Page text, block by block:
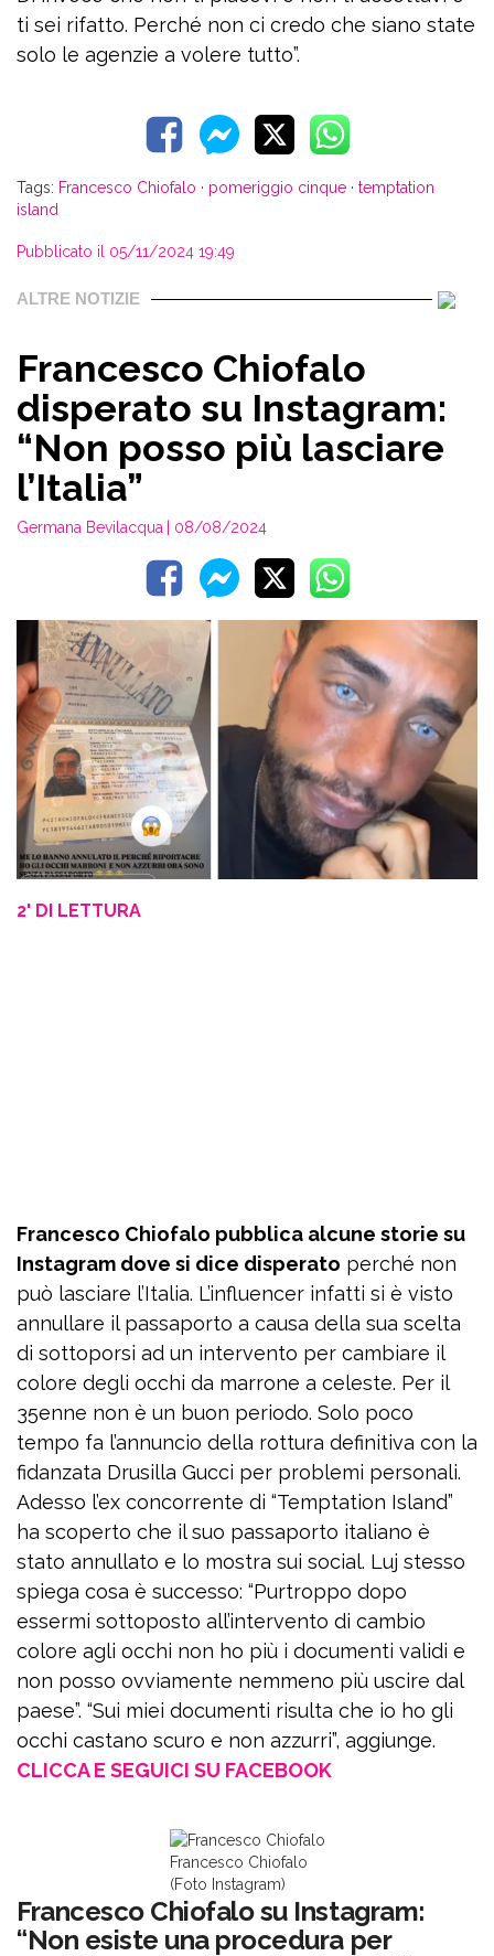
ti sei rifatto. Perché non ci credo che siano state
solo le agenzie a volere tutto”.
Tags: Francesco Chiofalo · pomeriggio cinque · temptation
island
Pubblicato il 05/11/2024 19:49
ALTRE NOTIZIE
Francesco Chiofalo
disperato su Instagram:
“Non posso più lasciare
l’Italia”
Germana Bevilacqua | 08/08/2024
2' DI LETTURA
Francesco Chiofalo pubblica alcune storie su
Instagram dove si dice disperato perché non
può lasciare l’Italia. L’influencer infatti si è visto
annullare il passaporto a causa della sua scelta
di sottoporsi ad un intervento per cambiare il
colore degli occhi da marrone a celeste. Per il
35enne non è un buon periodo. Solo poco
tempo fa l’annuncio della rottura definitiva con la
fidanzata Drusilla Gucci per problemi personali.
Adesso l’ex concorrente di “Temptation Island”
ha scoperto che il suo passaporto italiano è
stato annullato e lo mostra sui social. Luj stesso
spiega cosa è successo: “Purtroppo dopo
essermi sottoposto all’intervento di cambio
colore agli occhi non ho più i documenti validi e
non posso ovviamente nemmeno più uscire dal
paese”. “Sui miei documenti risulta che io ho gli
occhi castano scuro e non azzurri”, aggiunge.
CLICCA E SEGUICI SU FACEBOOK
Francesco Chiofalo
(Foto Instagram)
Francesco Chiofalo su Instagram:
“Non esiste una procedura per